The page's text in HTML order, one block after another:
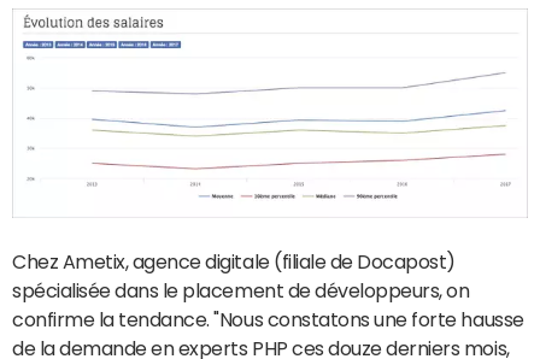
Chez Ametix, agence digitale (filiale de Docapost)
spécialisée dans le placement de développeurs, on
confirme la tendance. "Nous constatons une forte hausse
de la demande en experts PHP ces douze derniers mois,